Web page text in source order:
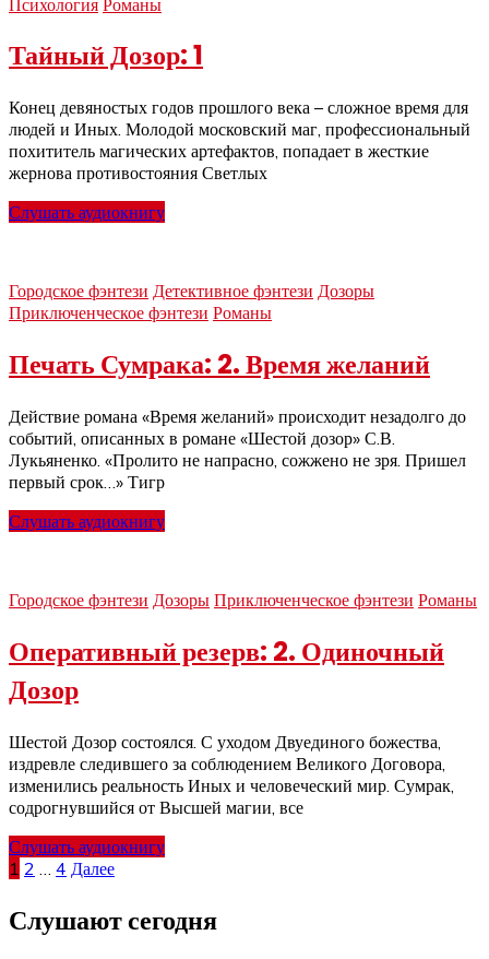
Тайный Дозор: 1
Конец девяностых годов прошлого века – сложное время для
людей и Иных. Молодой московский маг, профессиональный
похититель магических артефактов, попадает в жесткие
жернова противостояния Светлых
Слушать аудиокнигу
Городское фэнтези Детективное фэнтези Дозоры
Приключенческое фэнтези Романы
Печать Сумрака: 2. Время желаний
Действие романа «Время желаний» происходит незадолго до
событий, описанных в романе «Шестой дозор» С.В.
Лукьяненко. «Пролито не напрасно, сожжено не зря. Пришел
первый срок…» Тигр
Слушать аудиокнигу
Городское фэнтези Дозоры Приключенческое фэнтези Романы
Оперативный резерв: 2. Одиночный
Дозор
Шестой Дозор состоялся. С уходом Двуединого божества,
издревле следившего за соблюдением Великого Договора,
изменились реальность Иных и человеческий мир. Сумрак,
содрогнувшийся от Высшей магии, все
Слушать аудиокнигу
Пагинация
записей
1 2 4 Далее
Слушают сегодня